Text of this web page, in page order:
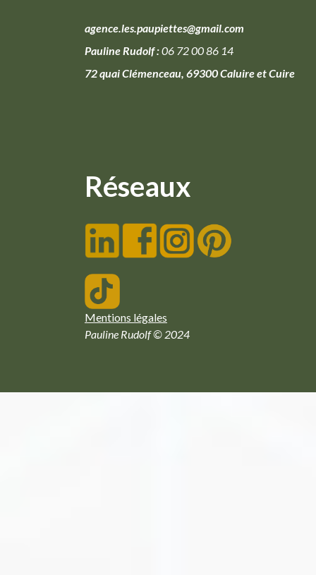
agence.les.paupiettes@gmail.com
Pauline Rudolf :06 72 00 86 14
72 quai Clémenceau, 69300 Caluire et Cuire
Réseaux
Mentions légales
Pauline Rudolf © 2024